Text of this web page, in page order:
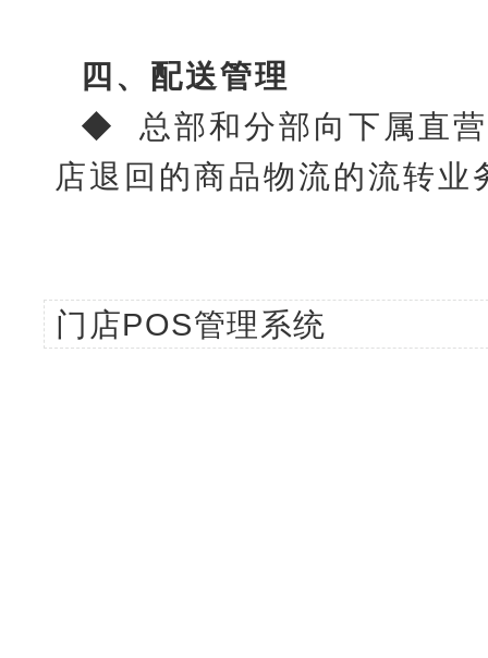
四、配送管理
◆ 总部和分部向下属直营
店退回的商品物流的流转业
门店POS管理系统